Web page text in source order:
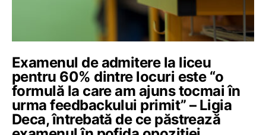
Examenul de admitere la liceu
pentru 60% dintre locuri este “o
formulă la care am ajuns tocmai în
urma feedbackului primit” – Ligia
Deca, întrebată de ce păstrează